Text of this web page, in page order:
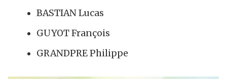
BASTIAN Lucas
GUYOT François
GRANDPRE Philippe